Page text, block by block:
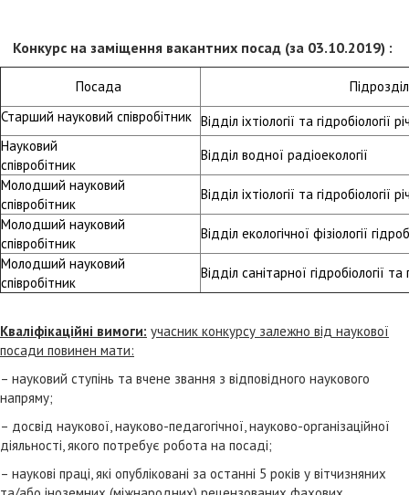
Конкурс на заміщення вакантних посад (за 03.10.2019) :
Посада
Старший науковий співробітник Відділ іхтіології та гідробіології
Науковий
співробітник
Відділ водної радіоекології
Молодший науковий
співробітник
Відділ іхтіології та гідробіології
Молодший науковий
співробітник
Відділ екологічної фізіології
Молодший науковий
співробітник
Відділ санітарної гідробіології
Кваліфікаційні вимоги: учасник конкурсу залежно від наукової
посади повинен мати:
– науковий ступінь та вчене звання з відповідного наукового
напряму;
– досвід наукової, науково-педагогічної, науково-організаційної
діяльності, якого потребує робота на посаді;
– наукові праці, які опубліковані за останні 5 років у вітчизняних